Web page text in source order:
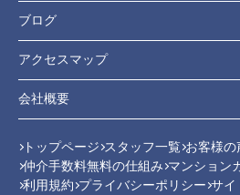
ブログ
アクセスマップ
会社概要
トップページ スタッフ一覧 お客様の
仲介手数料無料の仕組み マンション
利用規約 プライバシーポリシー サイ